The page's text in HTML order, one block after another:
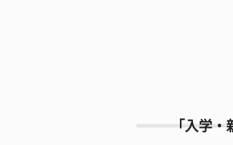
「入学